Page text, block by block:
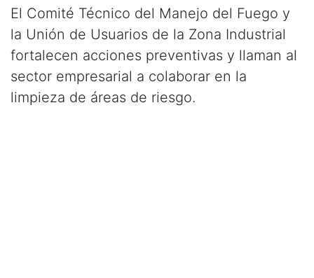
El Comité Técnico del Manejo del Fuego y
la Unión de Usuarios de la Zona Industrial
fortalecen acciones preventivas y llaman al
sector empresarial a colaborar en la
limpieza de áreas de riesgo.